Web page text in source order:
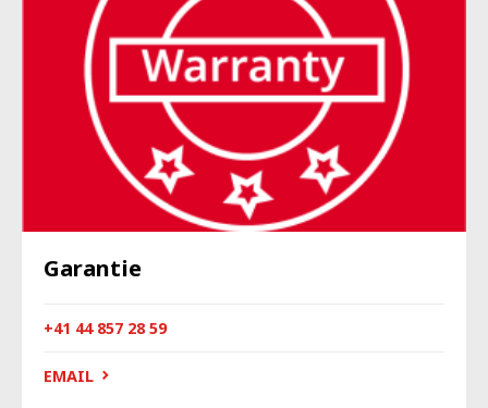
Garantie
+41 44 857 28 59
EMAIL